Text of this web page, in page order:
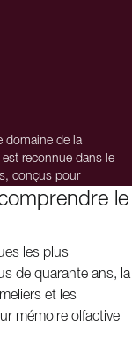
domaine de la
reconnue dans le
conçus pour
les plus
Le Nez du Vin
chaque arôme
vin, son cépage et
de référence,
certains des plus
le
les plus
de quarante ans, la
et les
mémoire olfactive